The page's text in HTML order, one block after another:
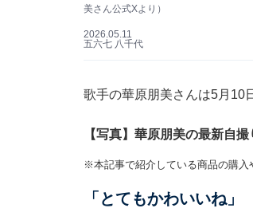
美さん公式Xより）
2026.05.11
五六七 八千代
歌手の華原朋美さんは5月10
【写真】華原朋美の最新自撮
※本記事で紹介している商品の購入
「とてもかわいいね」